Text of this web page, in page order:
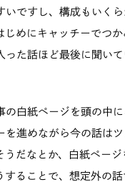
いですし、構成もいく
じめにキャッチーでつ
った話ほど最後に聞い
の白紙ページを頭の中
を進めながら今の話はツ
うだなとか、白紙ページ
することで、想定外の